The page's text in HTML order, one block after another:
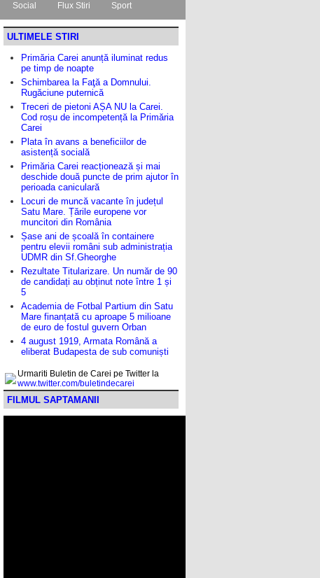
Social Flux Stiri Sport
ULTIMELE STIRI
Primăria Carei anunță iluminat redus
pe timp de noapte
Schimbarea la Faţă a Domnului.
Rugăciune puternică
Treceri de pietoni AȘA NU la Carei.
Cod roșu de incompetență la Primăria
Carei
Plata în avans a beneficiilor de
asistență socială
Primăria Carei reacționează și mai
deschide două puncte de prim ajutor în
perioada caniculară
Locuri de muncă vacante în județul
Satu Mare. Țările europene vor
muncitori din România
Șase ani de școală în containere
pentru elevii români sub administrația
UDMR din Sf.Gheorghe
Rezultate Titularizare. Un număr de 90
de candidați au obținut note între 1 și
5
Academia de Fotbal Partium din Satu
Mare finanțată cu aproape 5 milioane
de euro de fostul guvern Orban
4 august 1919, Armata Română a
eliberat Budapesta de sub comuniști
Urmariti Buletin de Carei pe Twitter la
www.twitter.com/buletindecarei
FILMUL SAPTAMANII